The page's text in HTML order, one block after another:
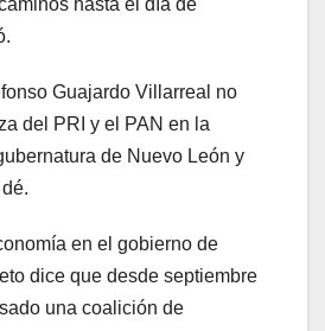
Guajardo Villarreal no
del PRI y el PAN en la
de Nuevo León y
en el gobierno de
dice que desde septiembre
una coalición de